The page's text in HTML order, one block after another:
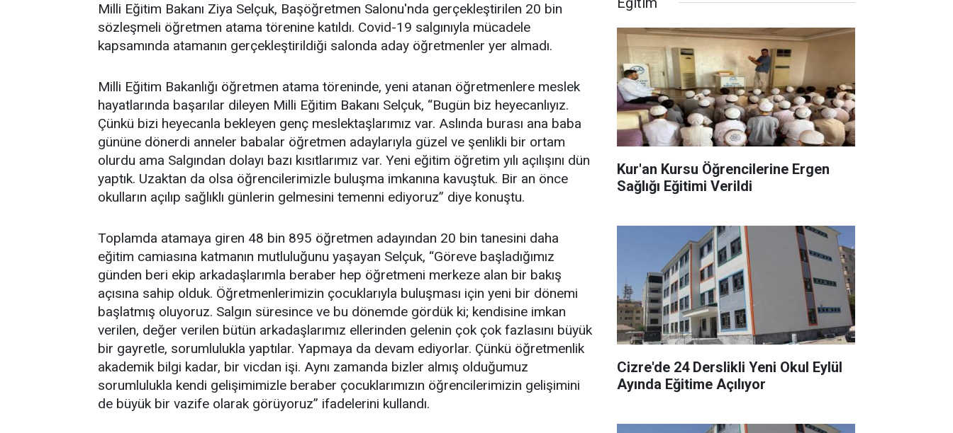
Milli Eğitim Bakanı Ziya Selçuk, Başöğretmen Salonu'nda gerçekleştirilen 20 bin
sözleşmeli öğretmen atama törenine katıldı. Covid-19 salgınıyla mücadele
kapsamında atamanın gerçekleştirildiği salonda aday öğretmenler yer almadı.
Milli Eğitim Bakanlığı öğretmen atama töreninde, yeni atanan öğretmenlere meslek
hayatlarında başarılar dileyen Milli Eğitim Bakanı Selçuk, “Bugün biz heyecanlıyız.
Çünkü bizi heyecanla bekleyen genç meslektaşlarımız var. Aslında burası ana baba
gününe dönerdi anneler babalar öğretmen adaylarıyla güzel ve şenlikli bir ortam
olurdu ama Salgından dolayı bazı kısıtlarımız var. Yeni eğitim öğretim yılı açılışını dün
yaptık. Uzaktan da olsa öğrencilerimizle buluşma imkanına kavuştuk. Bir an önce
okulların açılıp sağlıklı günlerin gelmesini temenni ediyoruz” diye konuştu.
Toplamda atamaya giren 48 bin 895 öğretmen adayından 20 bin tanesini daha
eğitim camiasına katmanın mutluluğunu yaşayan Selçuk, “Göreve başladığımız
günden beri ekip arkadaşlarımla beraber hep öğretmeni merkeze alan bir bakış
açısına sahip olduk. Öğretmenlerimizin çocuklarıyla buluşması için yeni bir dönemi
başlatmış oluyoruz. Salgın süresince ve bu dönemde gördük ki; kendisine imkan
verilen, değer verilen bütün arkadaşlarımız ellerinden gelenin çok çok fazlasını büyük
bir gayretle, sorumlulukla yaptılar. Yapmaya da devam ediyorlar. Çünkü öğretmenlik
akademik bilgi kadar, bir vicdan işi. Aynı zamanda bizler almış olduğumuz
sorumlulukla kendi gelişimimizle beraber çocuklarımızın öğrencilerimizin gelişimini
de büyük bir vazife olarak görüyoruz” ifadelerini kullandı.
Kur'an Kursu Öğrencilerine Ergen
Sağlığı Eğitimi Verildi
Cizre'de 24 Derslikli Yeni Okul Eylül
Ayında Eğitime Açılıyor